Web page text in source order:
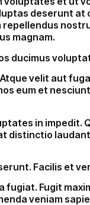
deserunt at
magnam.
ducimus
velit aut
eum et
in impedit.
distinctio
Facilis et
fugiat. Fugit
veniam